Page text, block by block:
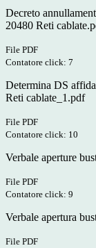
Decreto
20480 Reti
File PDF
Contatore click: 7
Determina DS
Reti cablate_1.pdf
File PDF
Contatore click: 10
Verbale aperture
File PDF
Contatore click: 9
Verbale apertura
File PDF